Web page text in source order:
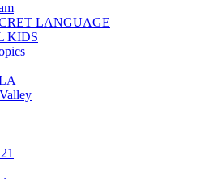
LANGUAGE
KIDS